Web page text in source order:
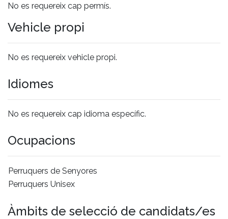
No es requereix cap permís.
Vehicle propi
No es requereix vehicle propi.
Idiomes
No es requereix cap idioma específic.
Ocupacions
Perruquers de Senyores
Perruquers Unisex
Àmbits de selecció de candidats/es